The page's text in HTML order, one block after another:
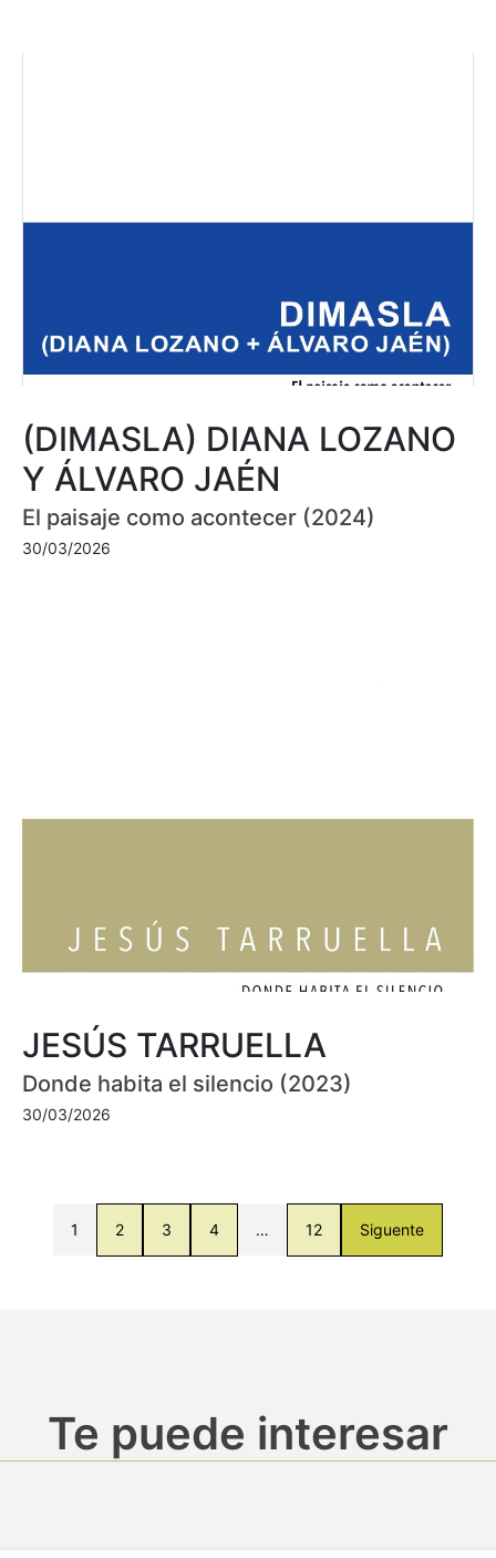
(DIMASLA) DIANA LOZANO
Y ÁLVARO JAÉN
El paisaje como acontecer (2024)
30/03/2026
JESÚS TARRUELLA
Donde habita el silencio (2023)
30/03/2026
1 2 3 4 … 12 Siguente
Te puede interesar